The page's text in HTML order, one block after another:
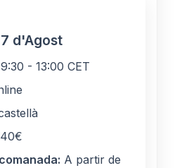
d'Agost
9:30 - 13:00 CET
A partir de